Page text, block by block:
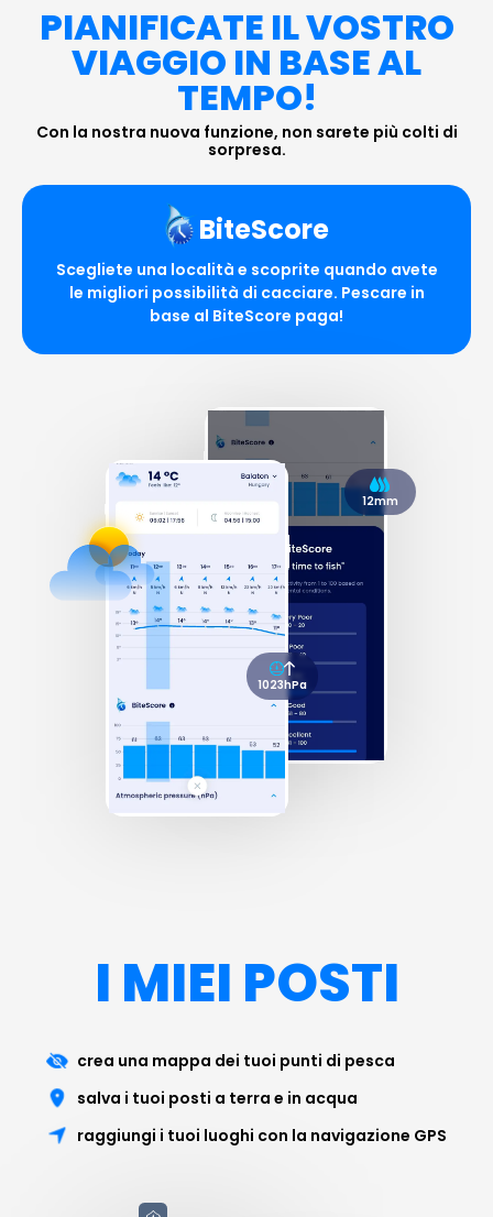
PIANIFICATE IL VOSTRO
VIAGGIO IN BASE AL
TEMPO!
Con la nostra nuova funzione, non sarete più colti di
sorpresa.
BiteScore
Scegliete una località e scoprite quando avete
le migliori possibilità di cacciare. Pescare in
base al BiteScore paga!
12mm
1023hPa
I MIEI POSTI
crea una mappa dei tuoi punti di pesca
salva i tuoi posti a terra e in acqua
raggiungi i tuoi luoghi con la navigazione GPS